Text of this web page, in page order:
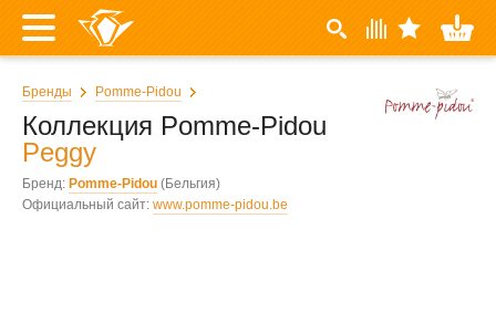
Бренды Pomme-Pidou
Коллекция Pomme-Pidou
Peggy
Бренд: Pomme-Pidou (Бельгия)
Официальный сайт: www.pomme-pidou.be